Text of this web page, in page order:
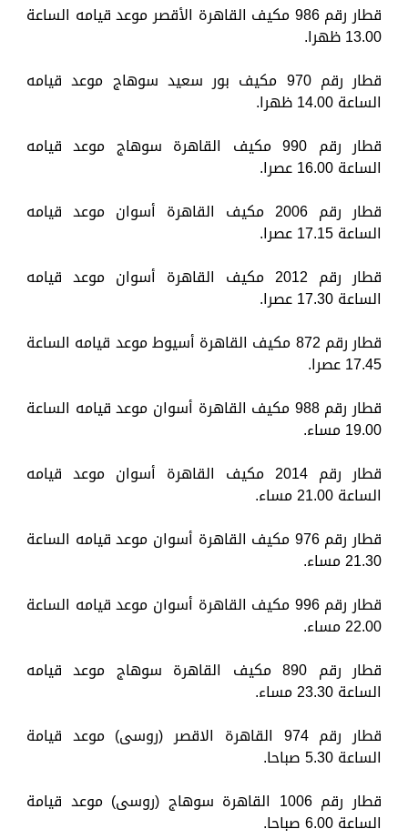
قطار رقم 986 مكيف القاهرة الأقصر موعد قيامه الساعة
13.00 ظهرا.
قطار رقم 970 مكيف بور سعيد سوهاج موعد قيامه
الساعة 14.00 ظهرا.
قطار رقم 990 مكيف القاهرة سوهاج موعد قيامه
الساعة 16.00 عصرا.
قطار رقم 2006 مكيف القاهرة أسوان موعد قيامه
الساعة 17.15 عصرا.
قطار رقم 2012 مكيف القاهرة أسوان موعد قيامه
الساعة 17.30 عصرا.
قطار رقم 872 مكيف القاهرة أسيوط موعد قيامه الساعة
17.45 عصرا.
قطار رقم 988 مكيف القاهرة أسوان موعد قيامه الساعة
19.00 مساء.
قطار رقم 2014 مكيف القاهرة أسوان موعد قيامه
الساعة 21.00 مساء.
قطار رقم 976 مكيف القاهرة أسوان موعد قيامه الساعة
21.30 مساء.
قطار رقم 996 مكيف القاهرة أسوان موعد قيامه الساعة
22.00 مساء.
قطار رقم 890 مكيف القاهرة سوهاج موعد قيامه
الساعة 23.30 مساء.
قطار رقم 974 القاهرة الاقصر (روسى) موعد قيامة
الساعة 5.30 صباحا.
قطار رقم 1006 القاهرة سوهاج (روسى) موعد قيامة
الساعة 6.00 صباحا.